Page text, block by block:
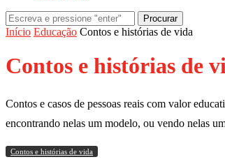
Procurar
Início Educação Contos e histórias de vida
Contos e histórias de
Contos e casos de pessoas reais com valor
encontrando nelas um modelo, ou vendo nelas
Contos e histórias de vida